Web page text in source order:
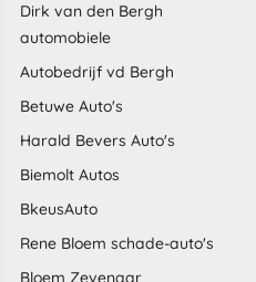
Dirk van den Bergh
automobiele
Autobedrijf vd Bergh
Betuwe Auto's
Harald Bevers Auto's
Biemolt Autos
BkeusAuto
Rene Bloem schade-auto's
Bloem Zevenaar